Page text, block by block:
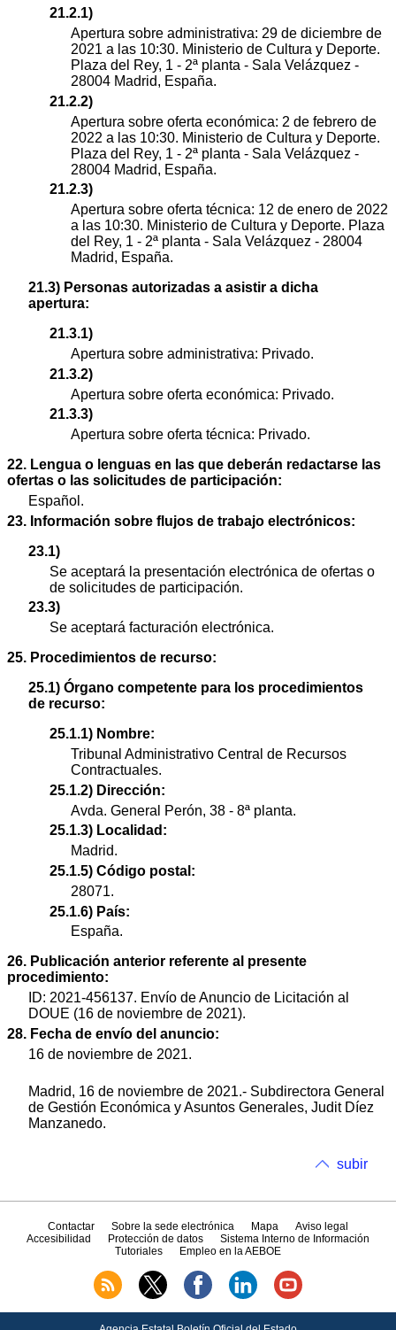
21.2.1)
Apertura sobre administrativa: 29 de diciembre de
2021 a las 10:30. Ministerio de Cultura y Deporte.
Plaza del Rey, 1 - 2ª planta - Sala Velázquez -
28004 Madrid, España.
21.2.2)
Apertura sobre oferta económica: 2 de febrero de
2022 a las 10:30. Ministerio de Cultura y Deporte.
Plaza del Rey, 1 - 2ª planta - Sala Velázquez -
28004 Madrid, España.
21.2.3)
Apertura sobre oferta técnica: 12 de enero de 2022
a las 10:30. Ministerio de Cultura y Deporte. Plaza
del Rey, 1 - 2ª planta - Sala Velázquez - 28004
Madrid, España.
21.3) Personas autorizadas a asistir a dicha
apertura:
21.3.1)
Apertura sobre administrativa: Privado.
21.3.2)
Apertura sobre oferta económica: Privado.
21.3.3)
Apertura sobre oferta técnica: Privado.
22. Lengua o lenguas en las que deberán redactarse las
ofertas o las solicitudes de participación:
Español.
23. Información sobre flujos de trabajo electrónicos:
23.1)
Se aceptará la presentación electrónica de ofertas o
de solicitudes de participación.
23.3)
Se aceptará facturación electrónica.
25. Procedimientos de recurso:
25.1) Órgano competente para los procedimientos
de recurso:
25.1.1) Nombre:
Tribunal Administrativo Central de Recursos
Contractuales.
25.1.2) Dirección:
Avda. General Perón, 38 - 8ª planta.
25.1.3) Localidad:
Madrid.
25.1.5) Código postal:
28071.
25.1.6) País:
España.
26. Publicación anterior referente al presente
procedimiento:
ID: 2021-456137. Envío de Anuncio de Licitación al
DOUE (16 de noviembre de 2021).
28. Fecha de envío del anuncio:
16 de noviembre de 2021.
Madrid, 16 de noviembre de 2021.- Subdirectora General
de Gestión Económica y Asuntos Generales, Judit Díez
Manzanedo.
subir
Contactar Sobre la sede electrónica Mapa
Aviso legal
Accesibilidad
Protección de datos
Sistema Interno de Información
Tutoriales
Empleo en la AEBOE